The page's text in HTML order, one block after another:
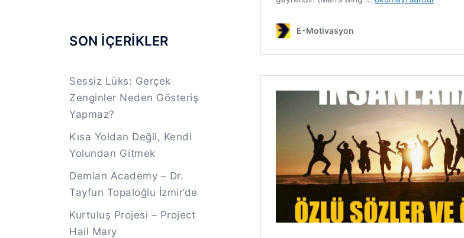
SON İÇERİKLER
Sessiz Lüks: Gerçek
Zenginler Neden Gösteriş
Yapmaz?
Kısa Yoldan Değil, Kendi
Yolundan Gitmek
Demian Academy – Dr.
Tayfun Topaloğlu İzmir’de
Kurtuluş Projesi – Project
Hail Mary